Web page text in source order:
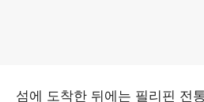
섬에 도착한 뒤에는 필리핀 전